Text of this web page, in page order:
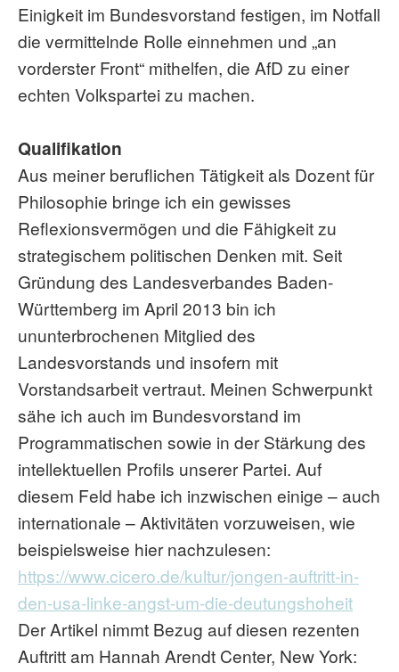
Einigkeit im Bundesvorstand festigen, im Notfall
die vermittelnde Rolle einnehmen und „an
vorderster Front“ mithelfen, die AfD zu einer
echten Volkspartei zu machen.
Qualifikation
Aus meiner beruflichen Tätigkeit als Dozent für
Philosophie bringe ich ein gewisses
Reflexionsvermögen und die Fähigkeit zu
strategischem politischen Denken mit. Seit
Gründung des Landesverbandes Baden-
Württemberg im April 2013 bin ich
ununterbrochenen Mitglied des
Landesvorstands und insofern mit
Vorstandsarbeit vertraut. Meinen Schwerpunkt
sähe ich auch im Bundesvorstand im
Programmatischen sowie in der Stärkung des
intellektuellen Profils unserer Partei. Auf
diesem Feld habe ich inzwischen einige – auch
internationale – Aktivitäten vorzuweisen, wie
beispielsweise hier nachzulesen:
https://www.cicero.de/kultur/jongen-auftritt-in-
den-usa-linke-angst-um-die-deutungshoheit
Der Artikel nimmt Bezug auf diesen rezenten
Auftritt am Hannah Arendt Center, New York: